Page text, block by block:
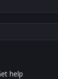
help